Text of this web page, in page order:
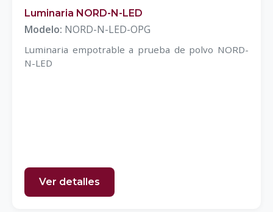
Luminaria NORD-N-LED
Modelo: NORD-N-LED-OPG
Luminaria empotrable a prueba de polvo NORD-
N-LED
Ver detalles